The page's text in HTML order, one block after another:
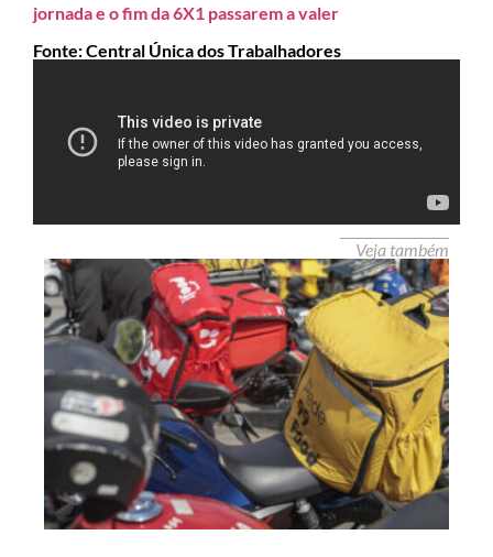
jornada e o fim da 6X1 passarem a valer
Fonte: Central Única dos Trabalhadores
Veja também